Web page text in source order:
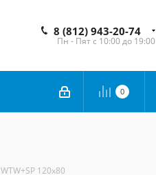
8 (812) 943-20-74
Пн - Пят с 10:00 до 19:00
0
120x80